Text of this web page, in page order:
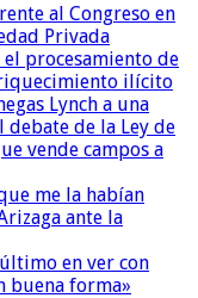
al Congreso en
Privada
el procesamiento de
ilícito
Lynch a una
debate de la Ley de
vende campos a
me la habían
ante la
en ver con
buena forma»